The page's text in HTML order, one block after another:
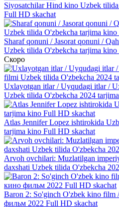
Siyosatchilar Hind kino Uzbek
Full HD skachat
Sharaf qonuni / Jasorat qonuni /
Uzbek tilida O'zbekcha tarjima
Скоро
Uxlayotgan itlar / Uyqudagi itlar /
Uzbek tilida O'zbekcha 2024
Atlas Jennifer Lopez ishtirokida
tarjima kino Full HD skachat
Arvoh ovchilari: Muzlatilgan
daxshati Uzbek tilida O'zbekcha
Baron 2: So'ginch O'zbek kino
фильм 2022 Full HD skachat